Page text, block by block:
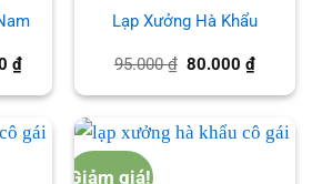
₫Giá
hiện
tại
650.000 ₫.
Lạp Xưởng Hà Khẩu
95.000₫ Giá
là:
80.000₫Giá
tại
80.000
Giảm giá!